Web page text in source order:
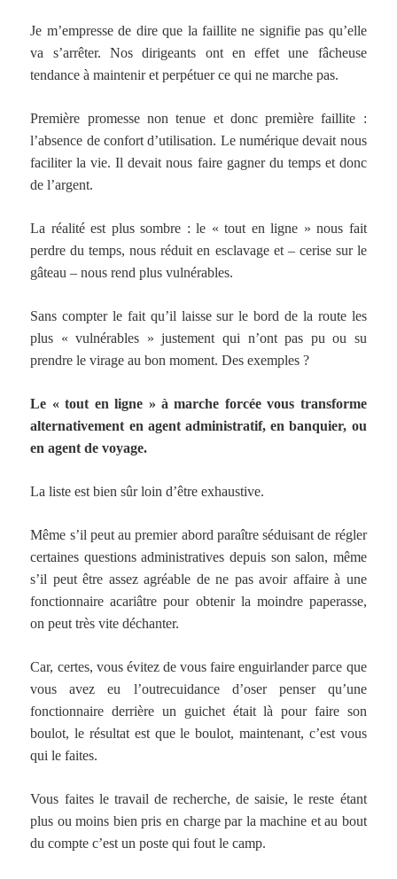
Je m’empresse de dire que la faillite ne signifie pas qu’elle
va s’arrêter. Nos dirigeants ont en effet une fâcheuse
tendance à maintenir et perpétuer ce qui ne marche pas.
Première promesse non tenue et donc première faillite :
l’absence de confort d’utilisation. Le numérique devait nous
faciliter la vie. Il devait nous faire gagner du temps et donc
de l’argent.
La réalité est plus sombre : le « tout en ligne » nous fait
perdre du temps, nous réduit en esclavage et – cerise sur le
gâteau – nous rend plus vulnérables.
Sans compter le fait qu’il laisse sur le bord de la route les
plus « vulnérables » justement qui n’ont pas pu ou su
prendre le virage au bon moment. Des exemples ?
Le « tout en ligne » à marche forcée vous transforme
alternativement en agent administratif, en banquier, ou
en agent de voyage.
La liste est bien sûr loin d’être exhaustive.
Même s’il peut au premier abord paraître séduisant de régler
certaines questions administratives depuis son salon, même
s’il peut être assez agréable de ne pas avoir affaire à une
fonctionnaire acariâtre pour obtenir la moindre paperasse,
on peut très vite déchanter.
Car, certes, vous évitez de vous faire enguirlander parce que
vous avez eu l’outrecuidance d’oser penser qu’une
fonctionnaire derrière un guichet était là pour faire son
boulot, le résultat est que le boulot, maintenant, c’est vous
qui le faites.
Vous faites le travail de recherche, de saisie, le reste étant
plus ou moins bien pris en charge par la machine et au bout
du compte c’est un poste qui fout le camp.